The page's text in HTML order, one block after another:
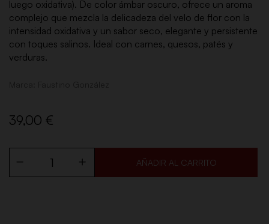
luego oxidativa). De color ámbar oscuro, ofrece un aroma
complejo que mezcla la delicadeza del velo de flor con la
intensidad oxidativa y un sabor seco, elegante y persistente
con toques salinos. Ideal con carnes, quesos, patés y
verduras.
39,00 €
AÑADIR AL CARRITO